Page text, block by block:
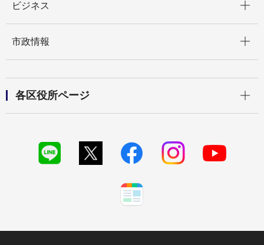
ビジネス
市政情報
各区役所ページ